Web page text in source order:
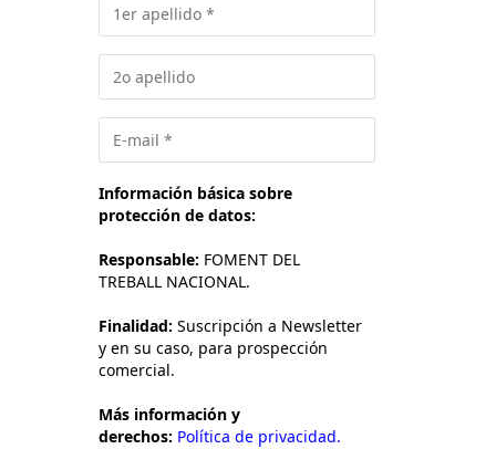
Información básica sobre
protección de datos:
Responsable: FOMENT DEL
TREBALL NACIONAL.
Finalidad: Suscripción a Newsletter
y en su caso, para prospección
comercial.
Más información y
derechos: Política de privacidad.